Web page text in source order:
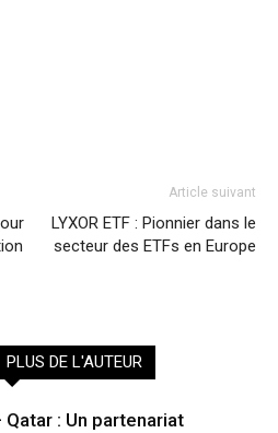
Article suivant
LYXOR ETF : Pionnier dans le
secteur des ETFs en Europe
PLUS DE L'AUTEUR
Qatar : Un partenariat